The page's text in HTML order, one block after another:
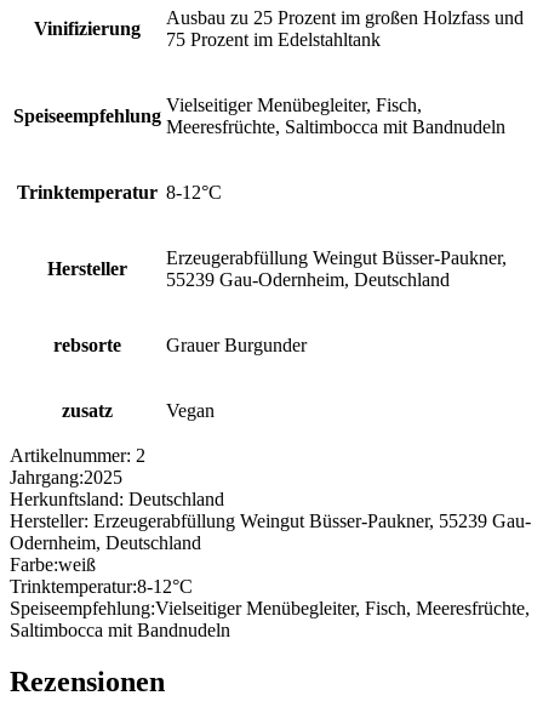
Vinifizierung
Ausbau zu 25 Prozent im großen Holzfass und
75 Prozent im Edelstahltank
Speiseempfehlung
Vielseitiger Menübegleiter, Fisch,
Meeresfrüchte, Saltimbocca mit Bandnudeln
Trinktemperatur 8-12°C
Hersteller
Erzeugerabfüllung Weingut Büsser-Paukner,
55239 Gau-Odernheim, Deutschland
rebsorte Grauer Burgunder
zusatz Vegan
Artikelnummer: 2
Jahrgang:2025
Herkunftsland: Deutschland
Hersteller: Erzeugerabfüllung Weingut Büsser-Paukner, 55239 Gau-
Odernheim, Deutschland
Farbe:weiß
Trinktemperatur:8-12°C
Speiseempfehlung:Vielseitiger Menübegleiter, Fisch, Meeresfrüchte,
Saltimbocca mit Bandnudeln
Rezensionen